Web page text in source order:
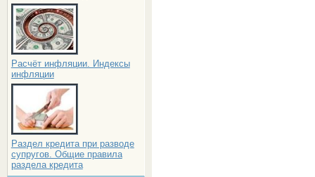
Расчёт инфляции. Индексы
инфляции
Раздел кредита при разводе
супругов. Общие правила
раздела кредита